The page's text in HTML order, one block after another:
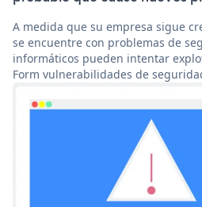
A medida que su empresa sigue
se encuentre con problemas de
informáticos pueden intentar
Form vulnerabilidades de